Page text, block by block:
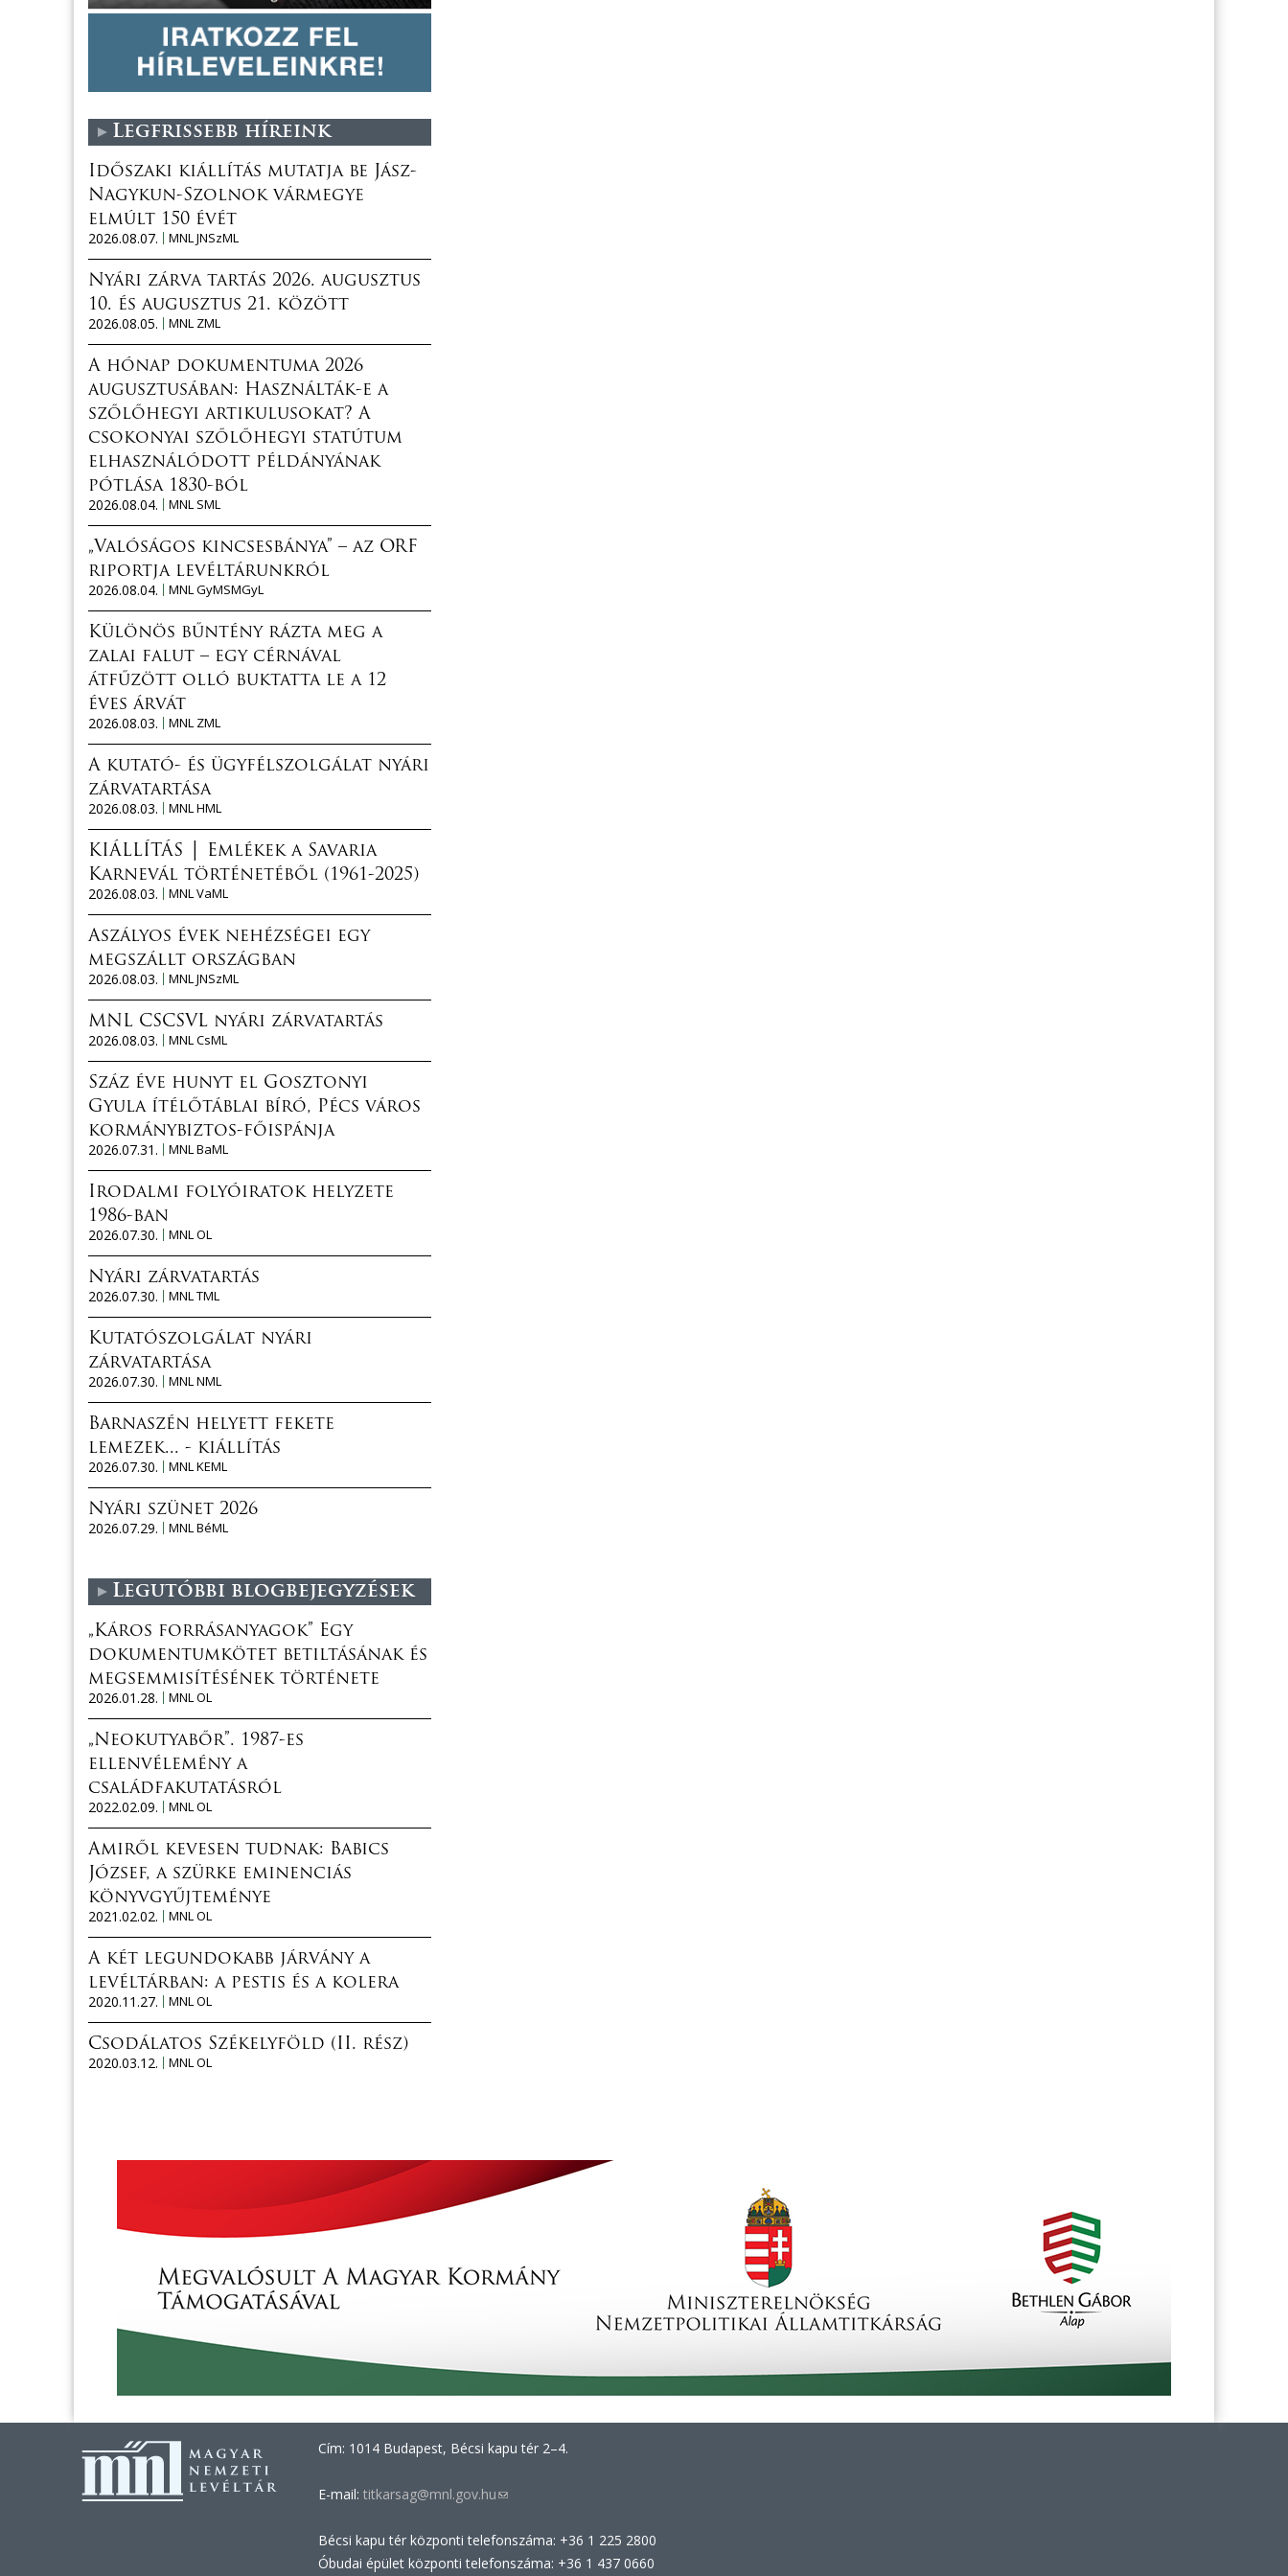
Legfrissebb híreink
Időszaki kiállítás mutatja be Jász-
Nagykun-Szolnok vármegye
elmúlt 150 évét
2026.08.07.
MNL JNSzML
Nyári zárva tartás 2026. augusztus
10. és augusztus 21. között
2026.08.05.
MNL ZML
A hónap dokumentuma 2026
augusztusában: Használták-e a
szőlőhegyi artikulusokat? A
csokonyai szőlőhegyi statútum
elhasználódott példányának
pótlása 1830-ból
2026.08.04.
MNL SML
„Valóságos kincsesbánya” – az ORF
riportja levéltárunkról
2026.08.04.
MNL GyMSMGyL
Különös bűntény rázta meg a
zalai falut – egy cérnával
átfűzött olló buktatta le a 12
éves árvát
2026.08.03.
MNL ZML
A kutató- és ügyfélszolgálat nyári
zárvatartása
2026.08.03.
MNL HML
KIÁLLÍTÁS │ Emlékek a Savaria
Karnevál történetéből (1961-2025)
2026.08.03.
MNL VaML
Aszályos évek nehézségei egy
megszállt országban
2026.08.03.
MNL JNSzML
MNL CSCSVL nyári zárvatartás
2026.08.03.
MNL CsML
Száz éve hunyt el Gosztonyi
Gyula ítélőtáblai bíró, Pécs város
kormánybiztos-főispánja
2026.07.31.
MNL BaML
Irodalmi folyóiratok helyzete
1986-ban
2026.07.30.
MNL OL
Nyári zárvatartás
2026.07.30.
MNL TML
Kutatószolgálat nyári
zárvatartása
2026.07.30.
MNL NML
Barnaszén helyett fekete
lemezek... - kiállítás
2026.07.30.
MNL KEML
Nyári szünet 2026
2026.07.29.
MNL BéML
Legutóbbi blogbejegyzések
„Káros forrásanyagok” Egy
dokumentumkötet betiltásának és
megsemmisítésének története
2026.01.28.
MNL OL
„Neokutyabőr”. 1987-es
ellenvélemény a
családfakutatásról
2022.02.09.
MNL OL
Amiről kevesen tudnak: Babics
József, a szürke eminenciás
könyvgyűjteménye
2021.02.02.
MNL OL
A két legundokabb járvány a
levéltárban: a pestis és a kolera
2020.11.27.
MNL OL
Csodálatos Székelyföld (II. rész)
2020.03.12.
MNL OL
Cím: 1014 Budapest, Bécsi kapu tér 2–4.
E-mail: titkarsag@mnl.gov.hu(link
e-
mail)
Bécsi kapu tér központi telefonszáma: +36 1 225 2800
Óbudai épület központi telefonszáma: +36 1 437 0660